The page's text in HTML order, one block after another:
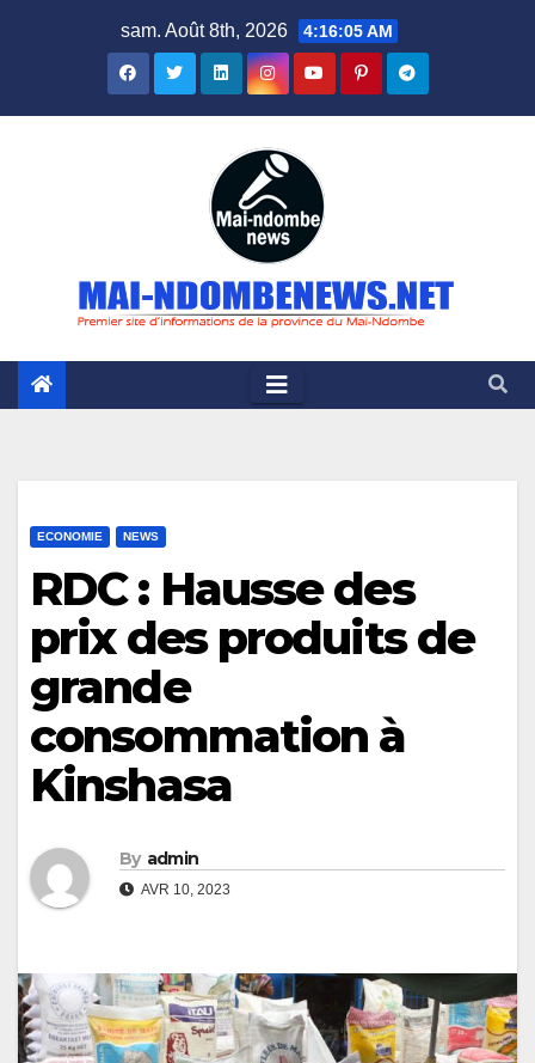
sam. Août 8th, 2026 4:16:06 AM
ECONOMIE NEWS
RDC : Hausse des
prix des produits de
grande
consommation à
Kinshasa
By admin
AVR 10, 2023